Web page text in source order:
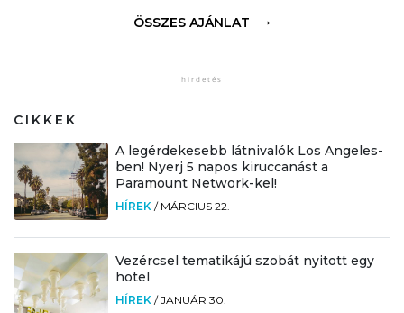
ÖSSZES AJÁNLAT
CIKKEK
A legérdekesebb látnivalók Los Angeles-
ben! Nyerj 5 napos kiruccanást a
Paramount Network-kel!
HÍREK / MÁRCIUS 22.
Vezércsel tematikájú szobát nyitott egy
hotel
HÍREK /JANUÁR 30.